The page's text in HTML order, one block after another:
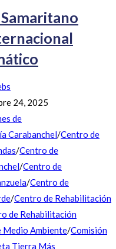
24, 2025
de
Carabanchel/Centro de
/Centro de
/Centro de
/Centro de
/Centro de Rehabilitación
de Rehabilitación
Medio Ambiente/Comisión
Tierra Más